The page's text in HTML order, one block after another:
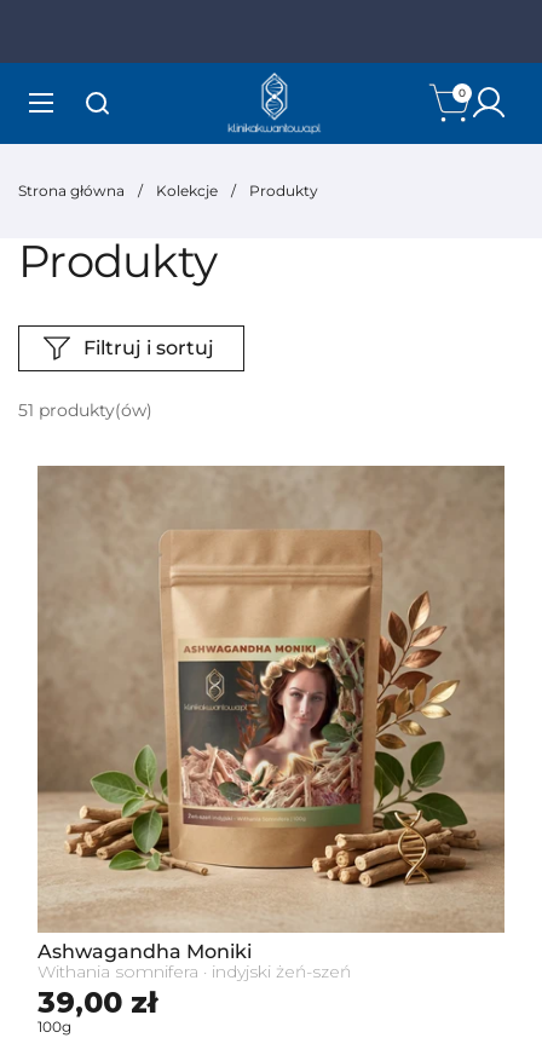
Otwórz menu
Otwórz koszyk
0
Strona główna / Kolekcje / Produkty
Produkty
51 produkty(ów)
Filtruj i sortuj
Cena standardowa
39,00 zł
100g
Ashwagandha Moniki
Withania somnifera · indyjski żeń-szeń